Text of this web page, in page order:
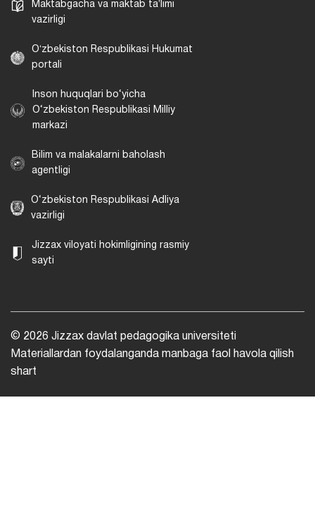
Maktabgacha va maktab taʼlimi
vazirligi
Oʻzbekiston Respublikasi Hukumat
portali
Inson huquqlari bo‘yicha
O‘zbekiston Respublikasi Milliy
markazi
Bilim va malakalarni baholash
agentligi
O‘zbekiston Respublikasi Adliya
vazirligi
Jizzax viloyati hokimligining rasmiy
sayti
© 2026 Jizzax davlat pedagogika universiteti
Materiallardan foydalanganda manbaga faol havola qilish
shart